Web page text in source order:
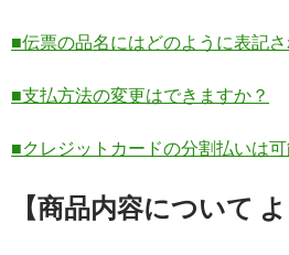
■伝票の品名にはどのように表記さ
■支払方法の変更はできますか？
■クレジットカードの分割払いは可
【商品内容について